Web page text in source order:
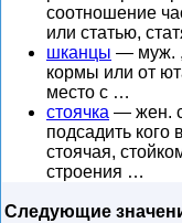
соотношение
или статью,
шканцы — муж. ,
кормы или от
место с …
стоячка — жен.
подсадить кого
стоячая,
строения …
Следующие